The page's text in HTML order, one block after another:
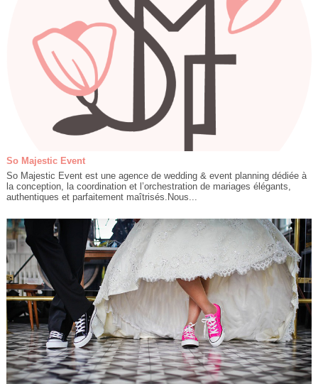
So Majestic Event
So Majestic Event est une agence de wedding & event planning dédiée à
la conception, la coordination et l’orchestration de mariages élégants,
authentiques et parfaitement maîtrisés.Nous...